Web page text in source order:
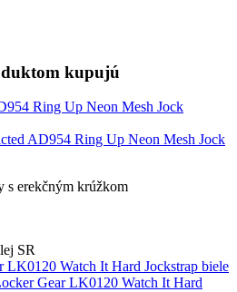
kupujú
AD954 Ring Up Neon Mesh Jock
s erekčným krúžkom
SR
Gear LK0120 Watch It Hard